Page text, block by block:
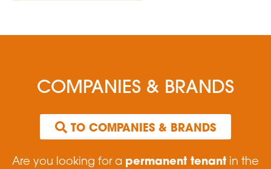
COMPANIES & BRANDS
TO COMPANIES & BRANDS
Are you looking for a permanent tenant in the